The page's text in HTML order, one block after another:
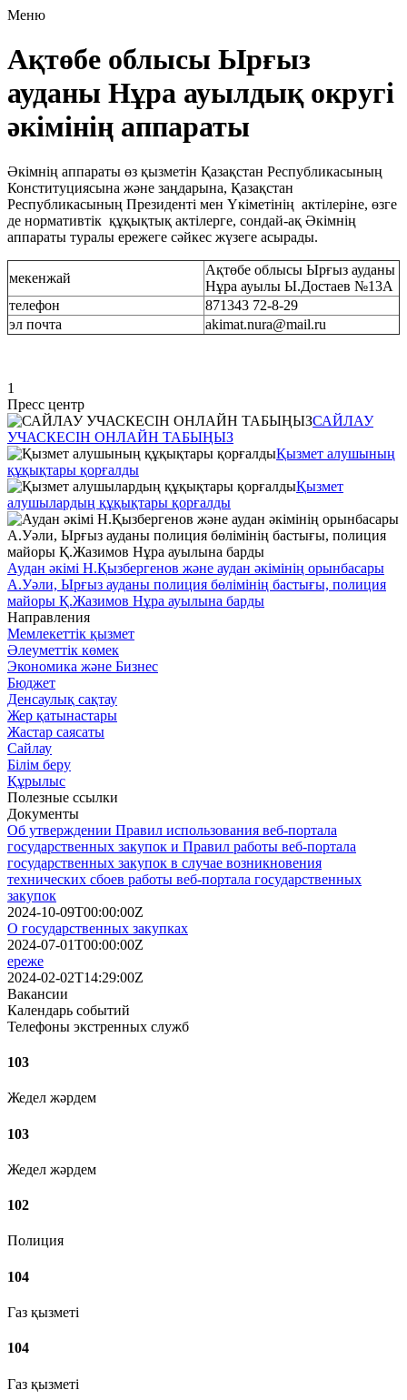
Меню
Ақтөбе облысы Ырғыз
ауданы Нұра ауылдық округі
әкімінің аппараты
Әкімнің аппараты өз қызметін Қазақстан Республикасының
Конституциясына және заңдарына, Қазақстан
Республикасының Президенті мен Үкіметінің актілеріне, өзге
де нормативтік құқықтық актілерге, сондай-ақ Әкімнің
аппараты туралы ережеге сәйкес жүзеге асырады.
мекенжай
Ақтөбе облысы Ырғыз ауданы
Нұра ауылы Ы.Достаев №13А
телефон
871343 72-8-29
эл почта
akimat.nura@mail.ru
1
Пресс центр
САЙЛАУ
УЧАСКЕСІН ОНЛАЙН ТАБЫҢЫЗ
Қызмет алушының
құқықтары қорғалды
Қызмет
алушылардың құқықтары қорғалды
Аудан әкімі Н.Қызбергенов және аудан әкімінің орынбасары
А.Уәли, Ырғыз ауданы полиция бөлімінің бастығы, полиция
майоры Қ.Жазимов Нұра ауылына барды
Направления
Мемлекеттік қызмет
Әлеуметтік көмек
Экономика және Бизнес
Бюджет
Денсаулық сақтау
Жер қатынастары
Жастар саясаты
Сайлау
Білім беру
Құрылыс
Полезные ссылки
Документы
Об утверждении Правил использования веб-портала
государственных закупок и Правил работы веб-портала
государственных закупок в случае возникновения
технических сбоев работы веб-портала государственных
закупок
2024-10-09T00:00:00Z
О государственных закупках
2024-07-01T00:00:00Z
ереже
2024-02-02T14:29:00Z
Вакансии
Календарь событий
Телефоны экстренных служб
103
Жедел жәрдем
103
Жедел жәрдем
102
Полиция
104
Газ қызметі
104
Газ қызметі